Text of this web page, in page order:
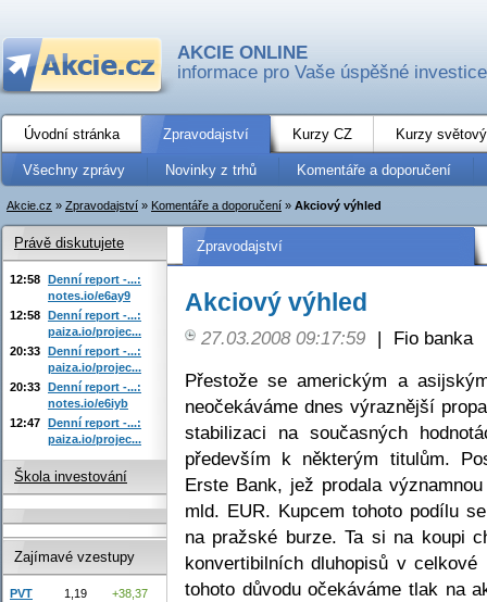
AKCIE ONLINE
informace pro Vaše úspěšné investice
Úvodní stránka Zpravodajství Kurzy CZ Kurzy
Všechny zprávy Novinky z trhů Komentáře a doporučení
Akcie.cz » Zpravodajství » Komentáře a doporučení » Akciový výhled
Zpravodajství
Akciový výhled
27.03.2008 09:17:59 |
Fio banka
Přestože se americkým a
neočekáváme dnes výraznější
stabilizaci na současných
především k některým titulům.
Erste Bank, jež prodala
mld. EUR. Kupcem tohoto podílu
na pražské burze. Ta si na koupi
konvertibilních dluhopisů v
tohoto důvodu očekáváme tlak na
Právě diskutujete
12:58 Denní report -...:
notes.io/e6ay9
12:58 Denní report -...:
paiza.io/projec...
20:33 Denní report -...:
paiza.io/projec...
20:33 Denní report -...:
notes.io/e6iyb
12:47 Denní report -...:
paiza.io/projec...
Škola investování
Zajímavé vzestupy
PVT 1,19
+38,37